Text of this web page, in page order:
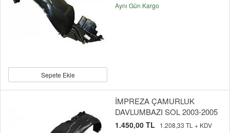
Sepete Ekle
Aynı Gün Kargo
İMPREZA ÇAMURLUK
DAVLUMBAZI SOL 2003-2005
1.450,00 TL
1.208,33 TL + KDV